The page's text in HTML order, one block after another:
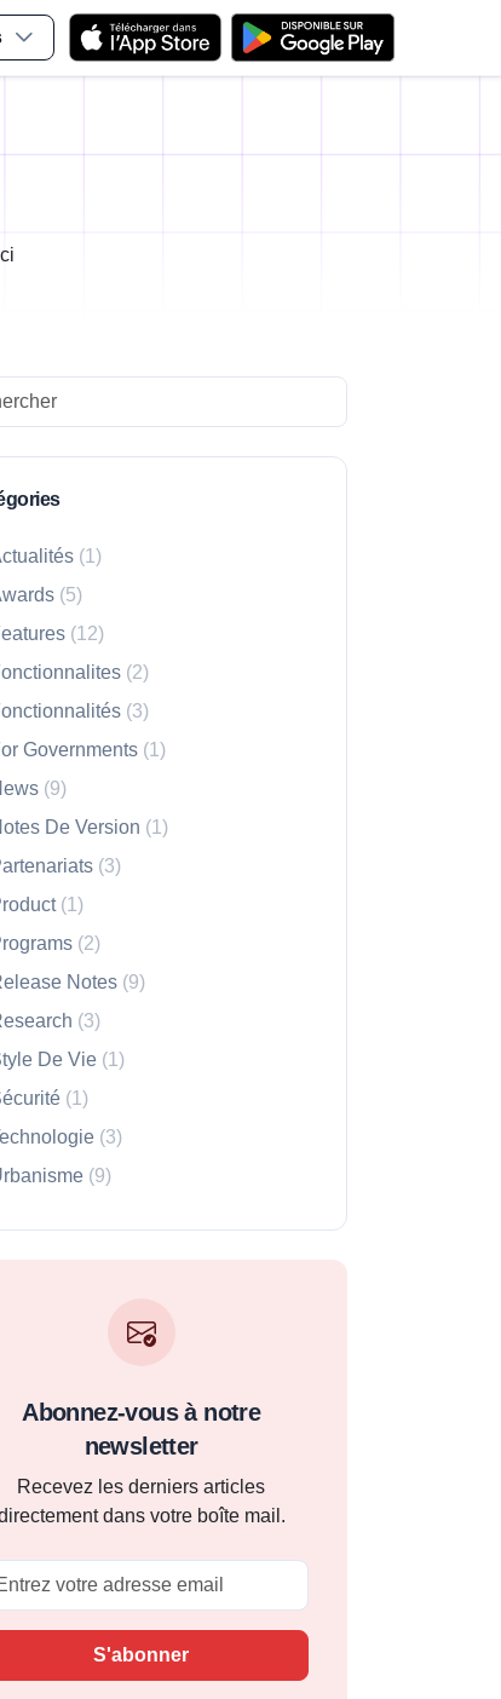
(1)
(5)
(12)
(2)
(3)
Governments (1)
(9)
De Version (1)
(3)
(1)
(2)
Notes (9)
(3)
De Vie (1)
(1)
(3)
(9)
Abonnez-vous à notre
newsletter
Recevez les derniers articles
dans votre boîte mail.
S'abonner